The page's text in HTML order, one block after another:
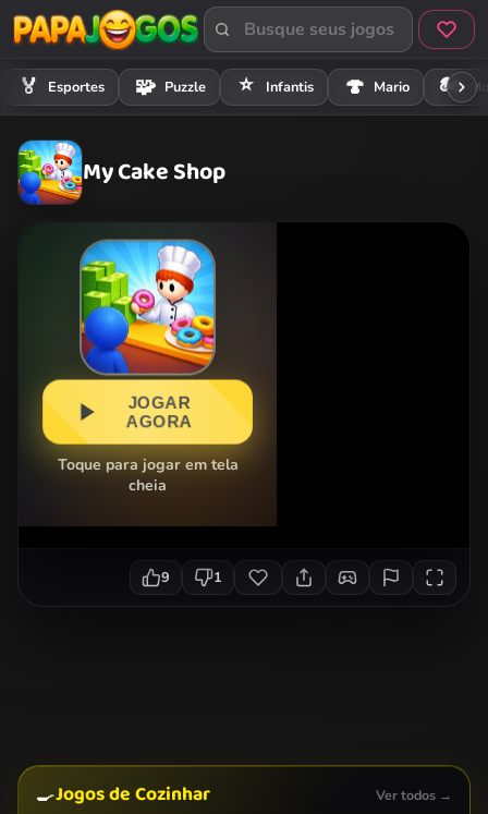
🏅 Esportes 🧩 Puzzle ⭐ Infantis 🍄 Mario 🏍️
My Cake Shop
JOGAR
AGORA
Toque para jogar em tela
cheia
9 1
🍳Jogos de Cozinhar Ver todos →